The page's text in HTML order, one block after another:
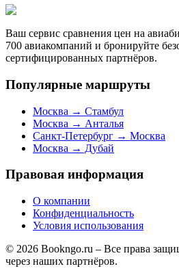
Ваш сервис сравнения цен на
700 авиакомпаний и бронируйте
сертифицированных партнёров.
Популярные маршруты
Москва → Стамбул
Москва → Анталья
Санкт-Петербург → Москва
Москва → Дубай
Правовая информация
О компании
Конфиденциальность
Условия использования
© 2026 Bookngo.ru – Все права
через наших партнёров.